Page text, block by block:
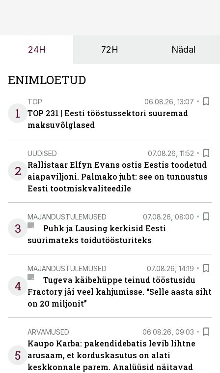
OÜ tegevjuht Sander Mitendorf.
24H 72H Nädal
ENIMLOETUD
1
TOP 06.08.26, 13:07
TOP 231 | Eesti tööstussektori suuremad
maksuvõlglased
2
UUDISED 07.08.26, 11:52
Rallistaar Elfyn Evans ostis Eestis toodetud
aiapaviljoni. Palmako juht: see on tunnustus
Eesti tootmiskvaliteedile
3
MAJANDUSTULEMUSED 07.08.26, 08:00
Puhk ja Lausing kerkisid Eesti
suurimateks toidutöösturiteks
4
MAJANDUSTULEMUSED 07.08.26, 14:19
Tugeva käibehüppe teinud tööstusidu
Fractory jäi veel kahjumisse. “Selle aasta siht
on 20 miljonit”
5
ARVAMUSED 06.08.26, 09:03
Kaupo Karba: pakendidebatis levib lihtne
arusaam, et korduskasutus on alati
keskkonnale parem. Analüüsid näitavad